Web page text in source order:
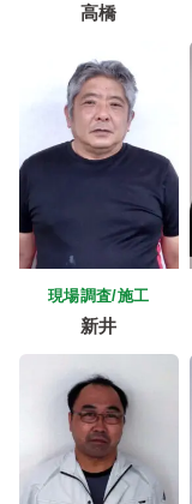
高橋
現場調査/施工
新井